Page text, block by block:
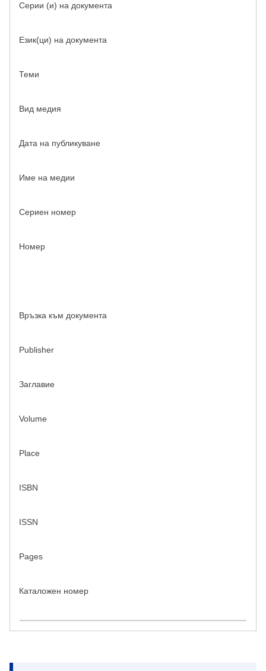
Серии (и) на документа
Език(ци) на документа
Теми
Вид медия
Дата на публикуване
Име на медии
Сериен номер
Номер
Връзка към документа
Publisher
Заглавие
Volume
Place
ISBN
ISSN
Pages
Каталожен номер